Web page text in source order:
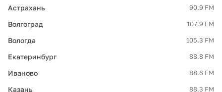
Астрахань 90.9 FM
Волгоград 107.9 FM
Вологда 105.3 FM
Екатеринбург 88.8 FM
Иваново 88.6 FM
Казань 88.3 FM